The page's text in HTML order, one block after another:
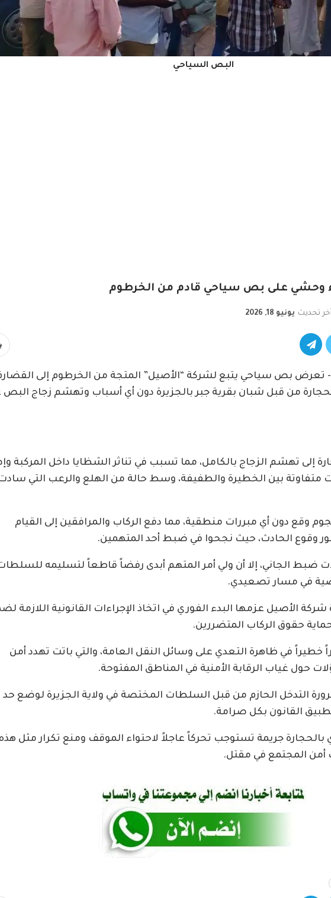
البص السياحي
وحشي على بص سياحي قادم من الخرطوم
آخر تحديث يونيو 18, 2026
تعرض بص سياحي يتبع لشركة “الأصيل” المتجة من الخرطوم إلى
من قبل شبان بقرية جبر بالجزيرة دون أي أسباب وتهشم زجاج البص
إلى تهشم الزجاج بالكامل، مما تسبب في تناثر الشظايا داخل المركبة
متفاوتة بين الخطيرة والطفيفة، وسط حالة من الهلع والرعب التي
وقع دون أي مبررات منطقية، مما دفع الركاب والمرافقين إلى القيام
وقوع الحادث، حيث نجحوا في ضبط أحد المتهمين.
ضبط الجاني، إلا أن ولي أمر المتهم أبدى رفضاً قاطعاً لتسليمه
في مسار تصعيدي.
الأصيل عزمها البدء الفوري في اتخاذ الإجراءات القانونية اللازمة
حقوق الركاب المتضررين.
خطيراً في ظاهرة التعدي على وسائل النقل العامة، والتي باتت تهدد أمن
حول غياب الرقابة الأمنية في المناطق المفتوحة.
التدخل الحازم من قبل السلطات المختصة في ولاية الجزيرة لوضع حد
القانون بكل صرامة.
جريمة تستوجب تحركاً عاجلاً لاحتواء الموقف ومنع تكرار مثل هذه
أمن المجتمع في مقتل.